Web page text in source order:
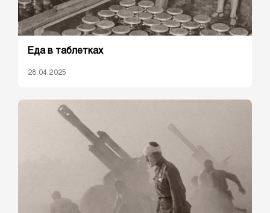
Еда в таблетках
28.04.2025